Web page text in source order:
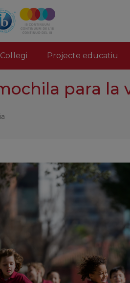
Projecte educatiu
para la